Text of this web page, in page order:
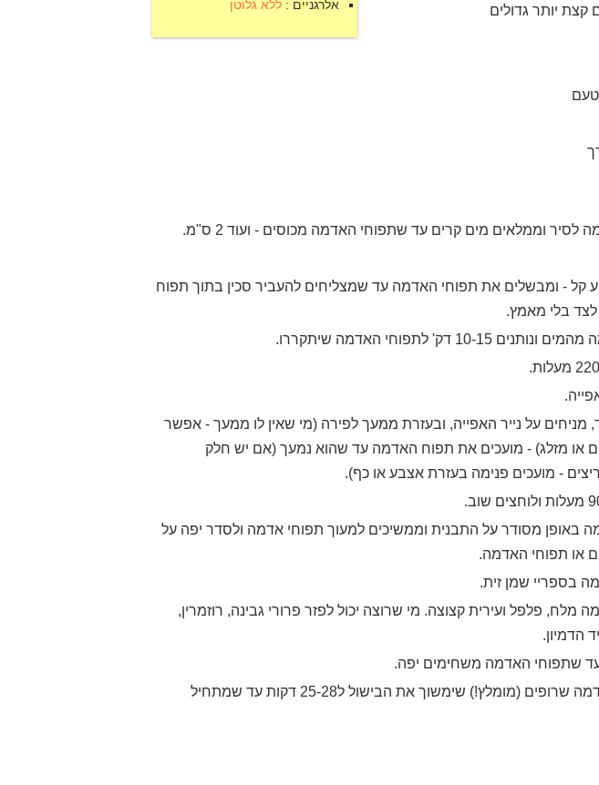
אלרגניים : ללא גלוטן
יותר גדולים
וממלאים מים קרים עד שתפוחי האדמה מכוסים - ועוד 2 ס"מ.
קל - ומבשלים את תפוחי האדמה עד שמצליחים להעביר סכין בתוך תפוח
בלי מאמץ.
דק' לתפוחי האדמה שיתקררו.
על נייר האפייה, ובעזרת ממעך לפירה (מי שאין לו ממעך - אפשר
או מזלג) - מועכים את תפוח האדמה עד שהוא נמעך (אם יש חלק
- מועכים פנימה בעזרת אצבע או כף).
באופן מסודר על התבנית וממשיכים למעוך תפוחי אדמה ולסדר יפה על
או תפוחי האדמה.
בספריי שמן זית.
מלח, פלפל ועירית קצוצה. מי שרוצה יכול לפזר פרורי גבינה, רוזמרין,
הדמיון.
מי שאוהב את תפוחי האדמה שרופים (מומלץ!) שימשוך את הבישול ל25-28 דקות עד שמתחיל